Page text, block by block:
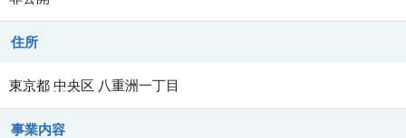
住所
東京都 中央区 八重洲一丁目
事業内容